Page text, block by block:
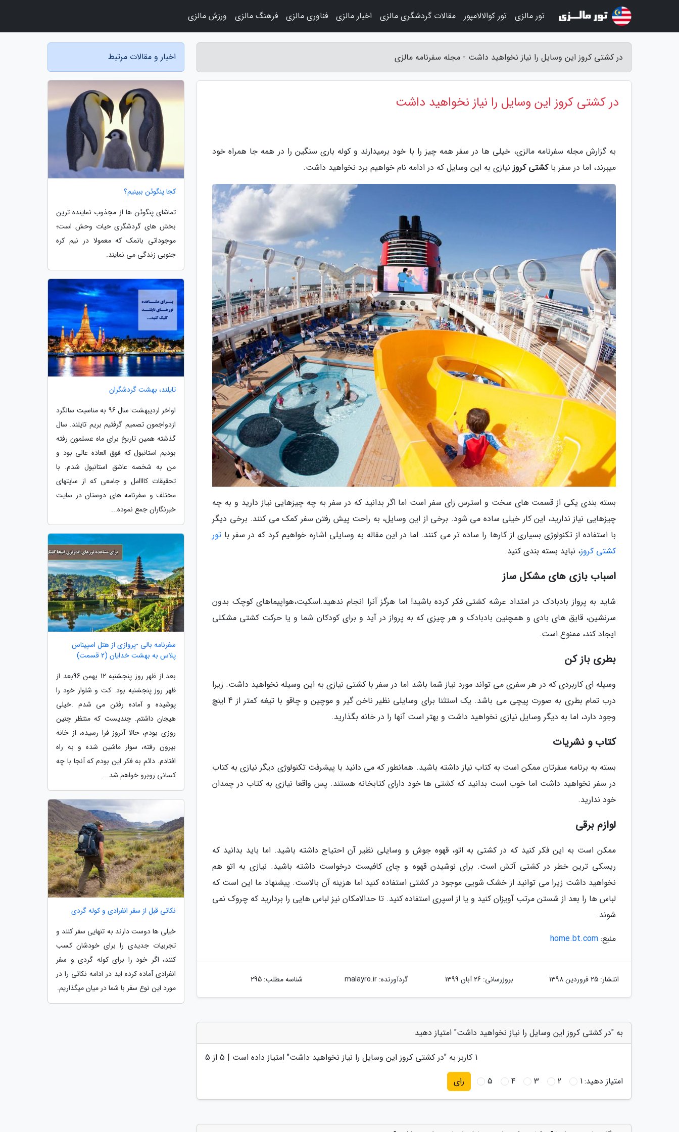
در کشتی کروز این وسایل را نیاز نخواهید داشت - مجله سفرنامه مالزی
در کشتی کروز این وسایل را نیاز نخواهید داشت
به گزارش مجله سفرنامه مالزی، خیلی ها در سفر همه چیز را با خود برمیدارند و کوله باری سنگین را در همه جا همراه خود
میبرند، اما در سفر باکشتی کروزنیازی به این وسایل که در ادامه نام خواهیم برد نخواهید داشت.
بسته بندی یکی از قسمت های سخت و استرس زای سفر است اما اگر بدانید که در سفر به چه چیزهایی نیاز دارید و به چه
چیزهایی نیاز ندارید، این کار خیلی ساده می شود. برخی از این وسایل، به راحت پیش رفتن سفر کمک می کنند. برخی دیگر
با استفاده از تکنولوژی بسیاری از کارها را ساده تر می کنند. اما در این مقاله به وسایلی اشاره خواهیم کرد که در سفر با تور
کشتی کروز، نباید بسته بندی کنید.
اسباب بازی های مشکل ساز
شاید به پرواز بادبادک در امتداد عرشه کشتی فکر کرده باشید! اما هرگز آنرا انجام ندهید.اسکیت،هواپیماهای کوچک بدون
سرنشین، قایق های بادی و همچنین بادبادک و هر چیزی که به پرواز در آید و برای کودکان شما و یا حرکت کشتی مشکلی
ایجاد کند، ممنوع است.
بطری باز کن
وسیله ای کاربردی که در هر سفری می تواند مورد نیاز شما باشد اما در سفر با کشتی نیازی به این وسیله نخواهید داشت. زیرا
درب تمام بطری به صورت پیچی می باشد. یک استثنا برای وسایلی نظیر ناخن گیر و موچین و چاقو با تیغه کمتر از 4 اینچ
وجود دارد، اما به دیگر وسایل نیازی نخواهید داشت و بهتر است آنها را در خانه بگذارید.
کتاب و نشریات
بسته به برنامه سفرتان ممکن است به کتاب نیاز داشته باشید. همانطور که می دانید با پیشرفت تکنولوژی دیگر نیازی به کتاب
در سفر نخواهید داشت اما خوب است بدانید که کشتی ها خود دارای کتابخانه هستند. پس واقعا نیازی به کتاب در چمدان
خود ندارید.
لوازم برقی
ممکن است به این فکر کنید که در کشتی به اتو، قهوه جوش و وسایلی نظیر آن احتیاج داشته باشید. اما باید بدانید که
ریسکی ترین خطر در کشتی آتش است. برای نوشیدن قهوه و چای کافیست درخواست داشته باشید. نیازی به اتو هم
نخواهید داشت زیرا می توانید از خشک شویی موجود در کشتی استفاده کنید اما هزینه آن بالاست. پیشنهاد ما این است که
لباس ها را بعد از شستن مرتب آویزان کنید و یا از اسپری استفاده کنید. تا حدالامکان نیز لباس هایی را بردارید که چروک نمی
شوند.
منبع: home.bt.com
انتشار: 25 فروردین 1398 بروزرسانی: 26 آبان 1399 گردآورنده:malayro.ir شناسه مطلب: 295
به "در کشتی کروز این وسایل را نیاز نخواهید داشت" امتیاز دهید
1 کاربر به "در کشتی کروز این وسایل را نیاز نخواهید داشت" امتیاز داده است | 5 از 5
امتیاز دهید:1
2
3
4
5 رای
اخبار و مقالات مرتبط
کجا پنگوئن ببینیم؟
تماشای پنگوئن ها از مجذوب نماینده ترین
بخش های گردشگری حیات وحش است؛
موجوداتی بانمک که معمولا در نیم کره
جنوبی زندگی می نمایند.
تایلند، بهشت گردشگران
اواخر اردیبهشت سال 96 به مناسبت سالگرد
ازدواجمون تصمیم گرفتیم بریم تایلند. سال
گذشته همین تاریخ برای ماه عسلمون رفته
بودیم استانبول که فوق العاده عالی بود و
من به شخصه عاشق استانبول شدم. با
تحقیقات کاااامل و جامعی که از سایتهای
مختلف و سفرنامه های دوستان در سایت
خبرنگاران جمع نموده...
سفرنامه بالی -پروازی از هتل اسپیناس
پلاس به بهشت خدایان (2 قسمت)
بعد از ظهر روز پنجشنبه 12 بهمن 96بعد از
ظهر روز پنجشنبه بود. کت و شلوار خود را
پوشیده و آماده رفتن می شدم .خیلی
هیجان داشتم. چندیست که منتظر چنین
روزی بودم، حالا آنروز فرا رسیده، از خانه
بیرون رفته، سوار ماشین شده و به راه
افتادم. دائم به فکر این بودم که آنجا با چه
کسانی روبرو خواهم شد...
نکاتی قبل از سفر انفرادی و کوله گردی
خیلی ها دوست دارند به تنهایی سفر کنند و
تجربیات جدیدی را برای خودشان کسب
کنند، اگر خود را برای کوله گردی و سفر
انفرادی آماده کرده اید در ادامه نکاتی را در
مورد این نوع سفر با شما در میان میگذاریم.
تور مالزی تور کوالالامپور مقالات گردشگری مالزی اخبار مالزی فناوری مالزی فرهنگ مالزی ورزش مالزی